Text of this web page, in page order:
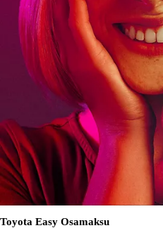
Toyota Easy Osamaksu